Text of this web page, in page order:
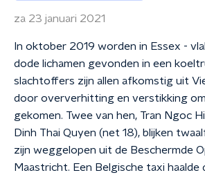
za 23 januari 2021
In oktober 2019 worden in Essex -
dode lichamen gevonden in een
slachtoffers zijn allen afkomstig uit
door oververhitting en verstikking
gekomen. Twee van hen, Tran Ngoc
Dinh Thai Quyen (net 18), blijken
zijn weggelopen uit de Beschermde
Maastricht. Een Belgische taxi haalde